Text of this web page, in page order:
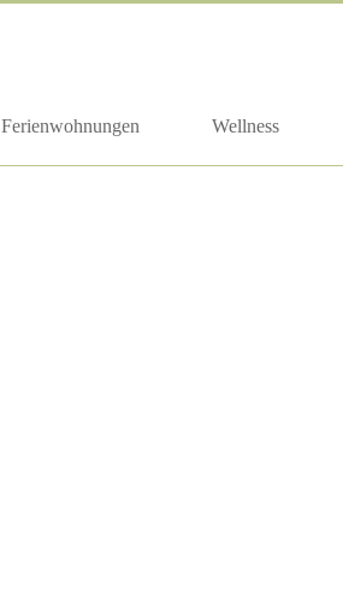
Ferienwohnungen Wellness